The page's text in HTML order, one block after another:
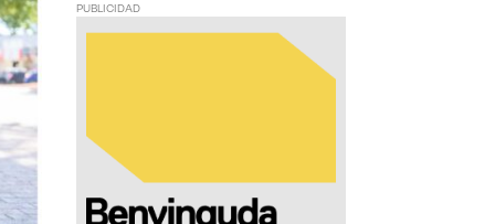
PUBLICIDAD